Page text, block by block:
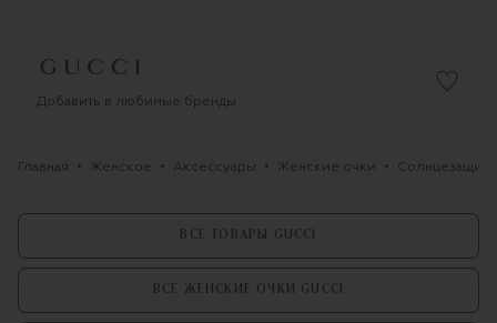
Добавить в любимые бренды
Главная Женское Аксессуары Женские очки
ВСЕ ТОВАРЫ GUCCI
ВСЕ ЖЕНСКИЕ ОЧКИ GUCCI